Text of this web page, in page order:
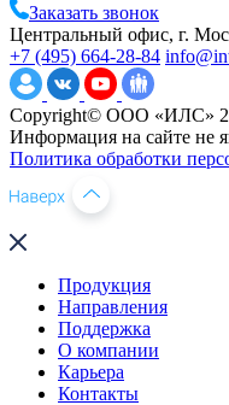
Заказать звонок
Центральный офис, г.
+7 (495) 664-28-84
Copyright© ООО «ИЛС»
Информация на сайте не
Политика обработки
Продукция
Направления
Поддержка
О компании
Карьера
Контакты